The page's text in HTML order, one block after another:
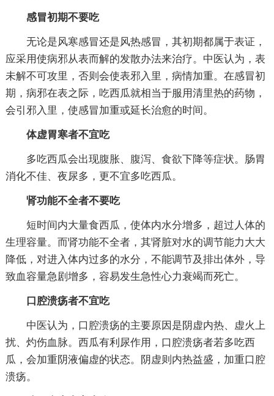
感冒初期不要吃
无论是风寒感冒还是风热感冒，其初期都属于表证，
应采用使病邪从表而解的发散办法来治疗。中医认为，表
未解不可攻里，否则会使表邪入里，病情加重。在感冒初
期，病邪在表之际，吃西瓜就相当于服用清里热的药物，
会引邪入里，使感冒加重或延长治愈的时间。
体虚胃寒者不宜吃
多吃西瓜会出现腹胀、腹泻、食欲下降等症状。肠胃
消化不佳、夜尿多，更不宜多吃西瓜。
肾功能不全者不要吃
短时间内大量食西瓜，使体内水分增多，超过人体的
生理容量。而肾功能不全者，其肾脏对水的调节能力大大
降低，对进入体内过多的水分，不能调节及排出体外，导
致血容量急剧增多，容易发生急性心力衰竭而死亡。
口腔溃疡者不宜吃
中医认为，口腔溃疡的主要原因是阴虚内热、虚火上
扰、灼伤血脉。西瓜有利尿作用，口腔溃疡者若多吃西
瓜，会加重阴液偏虚的状态。阴虚则内热益盛，加重口腔
溃疡。